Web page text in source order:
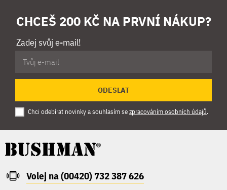
CHCEŠ 200 KČ NA PRVNÍ NÁKUP?
Zadej svůj e-mail!
ODESLAT
Chci odebírat novinky a souhlasím sezpracováním osobních údajů.
Volej na (00420) 732 387 626